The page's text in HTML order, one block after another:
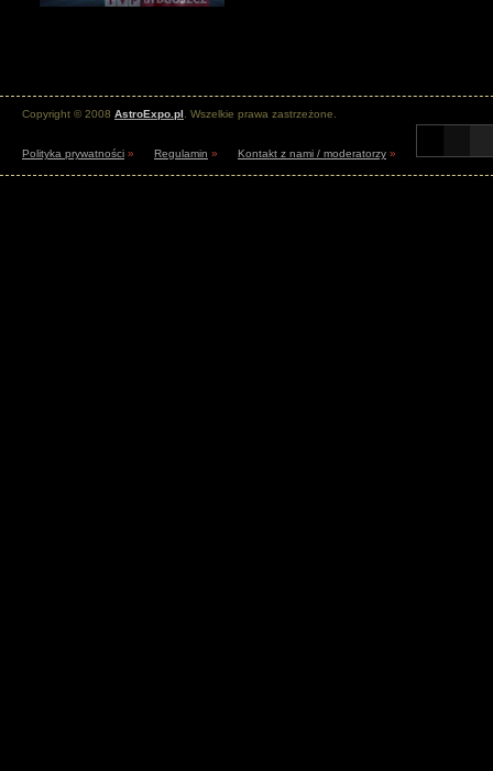
Copyright © 2008 AstroExpo.pl . Wszelkie prawa zastrzeżone.
Polityka prywatności » Regulamin » Kontakt z nami / moderatorzy »